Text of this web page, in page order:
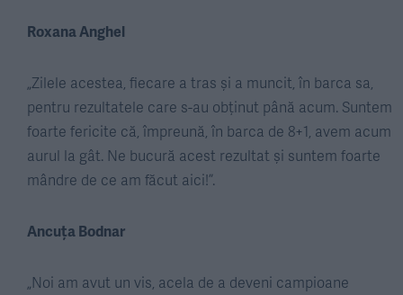
Roxana Anghel
„Zilele acestea, fiecare a tras și a muncit, în barca sa,
pentru rezultatele care s-au obținut până acum. Suntem
foarte fericite că, împreună, în barca de 8+1, avem acum
aurul la gât. Ne bucură acest rezultat și suntem foarte
mândre de ce am făcut aici!”.
Ancuța Bodnar
„Noi am avut un vis, acela de a deveni campioane